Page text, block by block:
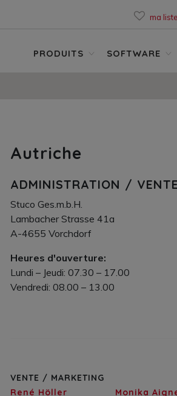
ma
PRODUITS SOFTWARE
Autriche
ADMINISTRATION /
Stuco Ges.m.b.H.
Lambacher Strasse 41a
A-4655 Vorchdorf
Heures d'ouverture:
Lundi – Jeudi: 07.30 – 17.00
Vendredi: 08.00 – 13.00
VENTE / MARKETING
René Höller
Monika